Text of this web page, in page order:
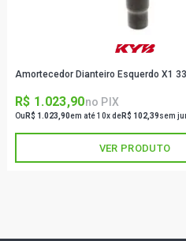
Amortecedor Dianteiro Esquerdo X1
R$ 1.023,90no PIX
Ou R$ 1.023,90em até 10x deR$ 102,39sem
VER PRODUTO